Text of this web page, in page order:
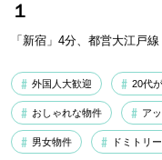
１
「新宿」4分、都営大江戸
外国人大歓迎 20代
おしゃれな物件 ア
男女物件 ドミトリ